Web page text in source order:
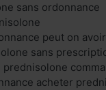
sans ordonnance
peut on
sans
acheter